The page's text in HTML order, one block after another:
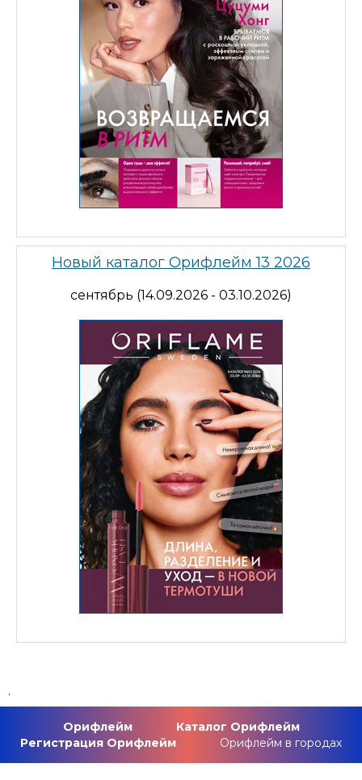
Новый каталог Орифлейм 13 2026
сентябрь (14.09.2026 - 03.10.2026)
.
Орифлейм
Каталог Орифлейм
Регистрация Орифлейм
Орифлейм в городах